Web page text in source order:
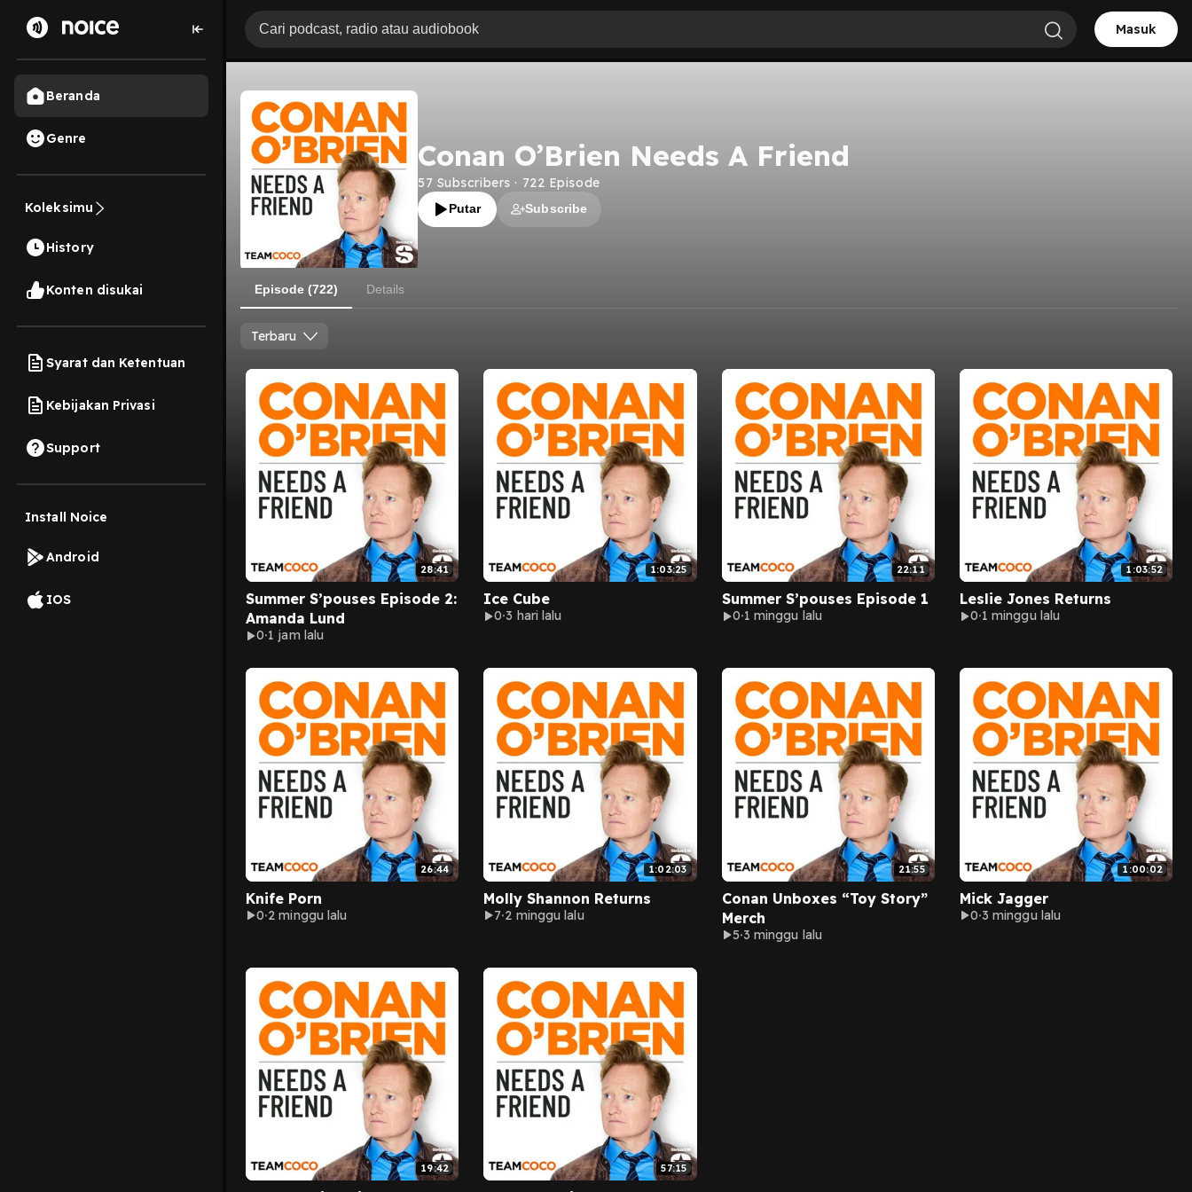
Beranda
Genre
Koleksimu
History
Konten disukai
Syarat dan Ketentuan
Kebijakan Privasi
Support
Install Noice
Android
IOS
Masuk
Conan O’Brien Needs A Friend
57 Subscribers · 722 Episode
Putar Subscribe
Episode (722) Details
Terbaru
28:41
Summer S’pouses Episode 2:
Amanda Lund
0 1 jam lalu
1:03:25
Ice Cube
0 3 hari lalu
22:11
Summer S’pouses Episode 1
0 1 minggu lalu
1:03:52
Leslie Jones Returns
0 1 minggu lalu
26:44
Knife Porn
0 2 minggu lalu
1:02:03
Molly Shannon Returns
7 2 minggu lalu
21:55
Conan Unboxes “Toy Story”
Merch
5 3 minggu lalu
1:00:02
Mick Jagger
0 3 minggu lalu
19:42 57:15